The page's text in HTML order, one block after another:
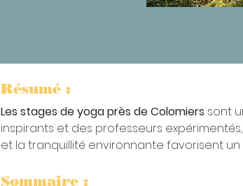
Résumé :
Les stages de yoga près deColomiers sont
inspirants et des professeurs
et la tranquillité environnante favorisent
Sommaire :